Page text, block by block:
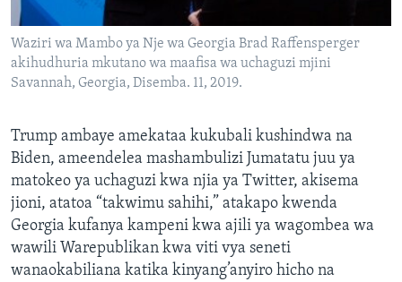
Waziri wa Mambo ya Nje wa Georgia Brad Raffensperger
akihudhuria mkutano wa maafisa wa uchaguzi mjini
Savannah, Georgia, Disemba. 11, 2019.
Trump ambaye amekataa kukubali kushindwa na
Biden, ameendelea mashambulizi Jumatatu juu ya
matokeo ya uchaguzi kwa njia ya Twitter, akisema
jioni, atatoa “takwimu sahihi,” atakapo kwenda
Georgia kufanya kampeni kwa ajili ya wagombea wa
wawili Warepublikan kwa viti vya seneti
wanaokabiliana katika kinyang’anyiro hicho na